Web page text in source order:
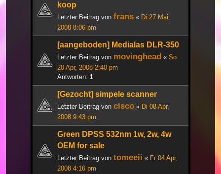
koop
Letzter Beitrag von frans « Di 27 Mai,
2008 8:06 pm
[aangeboden] Medialas DLR-350
Letzter Beitrag von movinghead « So
20 Apr, 2008 2:40 pm
Antworten: 1
[Gezocht] simpele scanner
Letzter Beitrag von cisco « Di 08 Apr,
2008 9:43 pm
Green DPSS 532nm 1w, 2w, 4w
OEM for sale
Letzter Beitrag von tomeeii « Fr 04 Apr,
2008 4:16 pm